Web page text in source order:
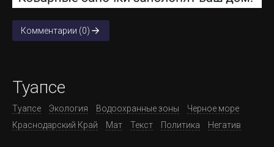
Комментарии (0)
Туапсе
Туапсе Экология Водоохранные зоны
Черное море
Краснодарский Край
Мат Текст Политика Негатив